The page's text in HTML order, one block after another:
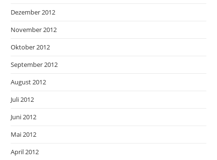
Dezember 2012
November 2012
Oktober 2012
September 2012
August 2012
Juli 2012
Juni 2012
Mai 2012
April 2012